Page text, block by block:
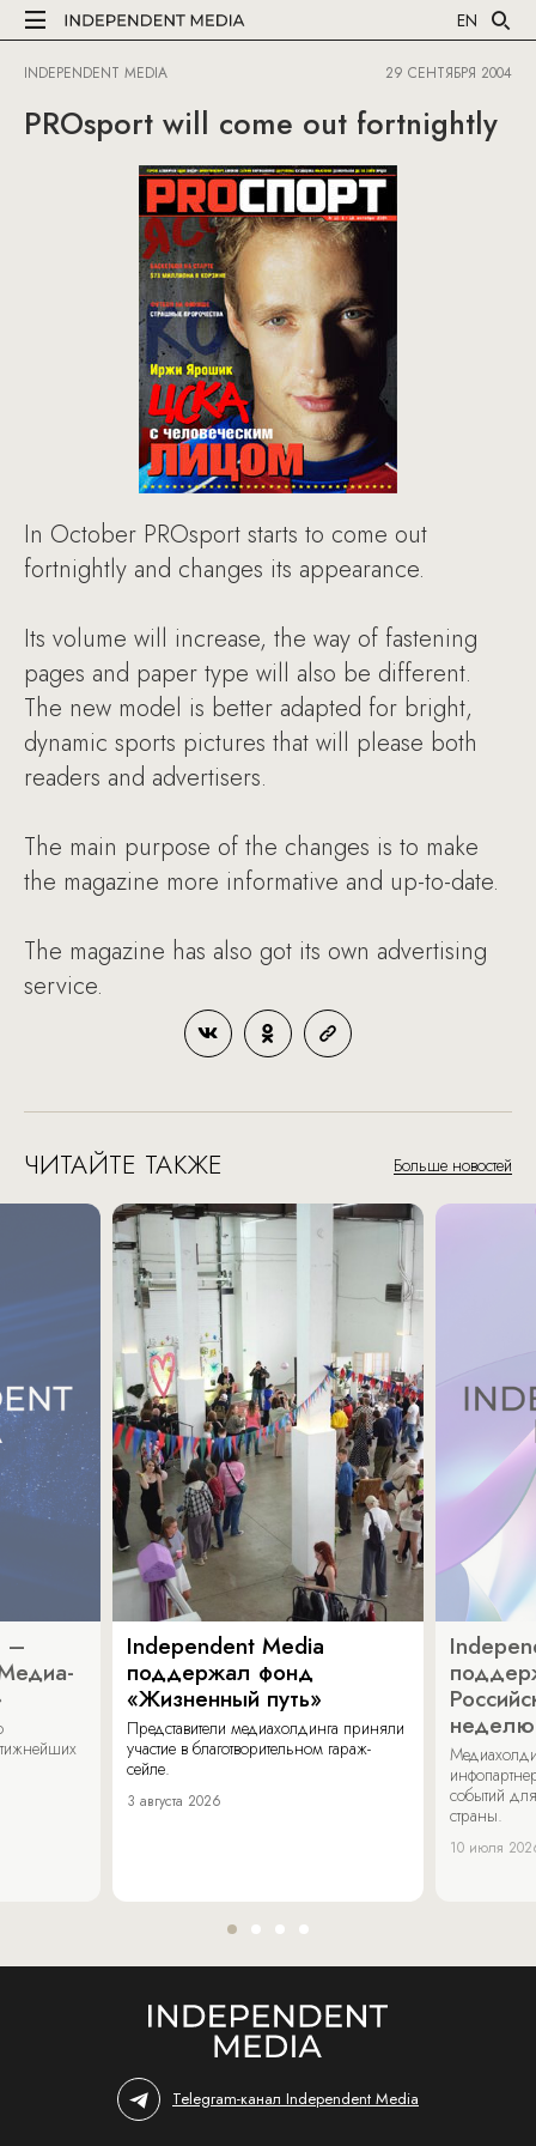
EN
INDEPENDENT MEDIA 29 СЕНТЯБРЯ 2004
PROsport will come out fortnightly
In October PROsport starts to come out
fortnightly and changes its appearance.
Its volume will increase, the way of fastening
pages and paper type will also be different.
The new model is better adapted for bright,
dynamic sports pictures that will please both
readers and advertisers.
The main purpose of the changes is to make
the magazine more informative and up-to-date.
The magazine has also got its own advertising
service.
ЧИТАЙТЕ ТАКЖЕ Больше новостей
–
Independent Media
поддержал фонд
«Жизненный путь»
Представители медиахолдинга приняли
участие в благотворительном гараж-
сейле.
3 августа 2026
неделю
событий
страны.
10 июля
Telegram-канал Independent Media